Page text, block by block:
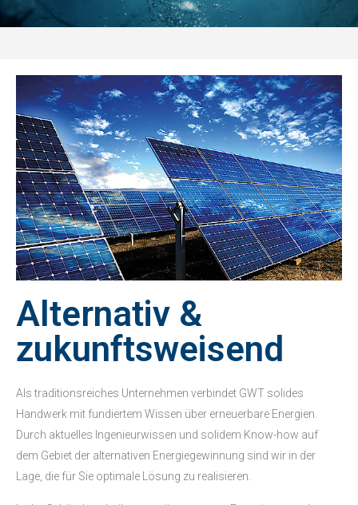
Alternativ &
zukunftsweisend
Als traditionsreiches Unternehmen verbindet GWT solides
Handwerk mit fundiertem Wissen über erneuerbare Energien.
Durch aktuelles Ingenieurwissen und solidem Know-how auf
dem Gebiet der alternativen Energiegewinnung sind wir in der
Lage, die für Sie optimale Lösung zu realisieren.